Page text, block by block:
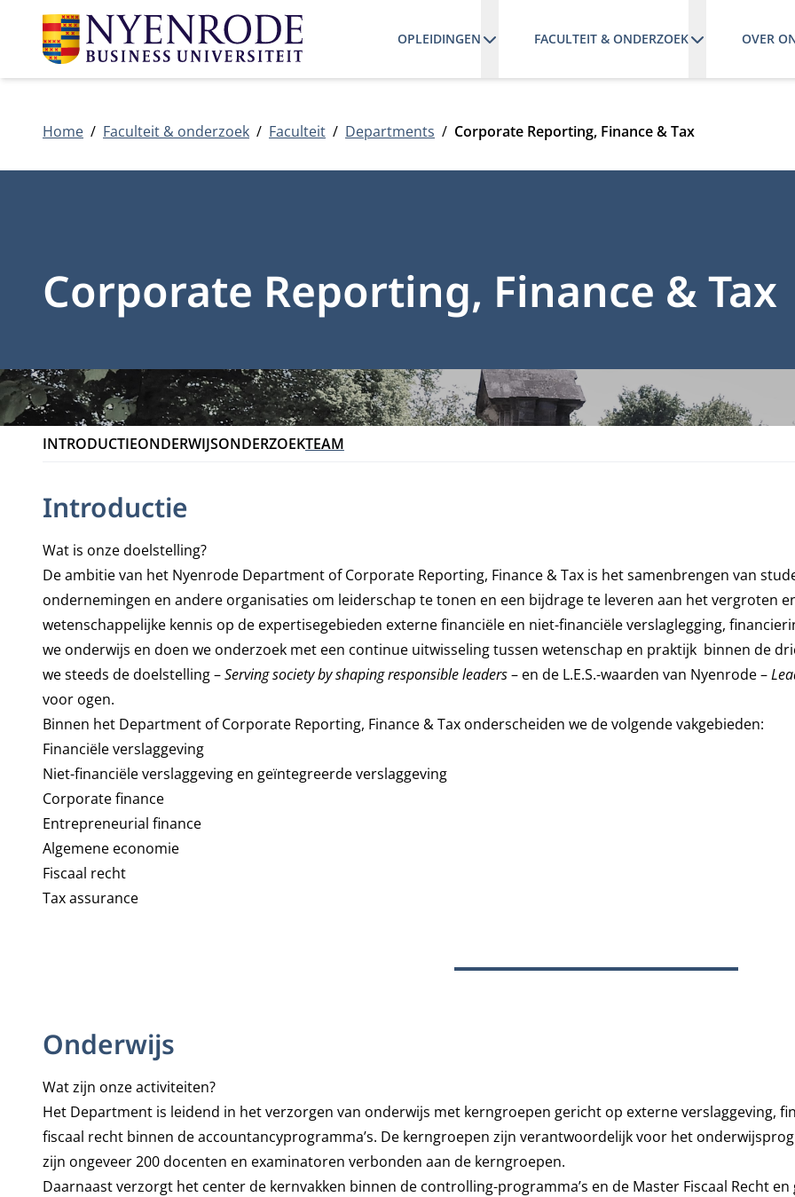
OPLEIDINGEN FACULTEIT & ONDERZOEK OVER
Home Faculteit & onderzoek Faculteit Departments Corporate Reporting, Finance & Tax
Corporate Reporting, Finance & Tax
INTRODUCTIEONDERWIJSONDERZOEKTEAM
Introductie
Wat is onze doelstelling?
De ambitie van het Nyenrode Department ofCorporate Reporting, Finance & Tax is het samenbrengen van
ondernemingen en andere organisaties om leiderschap te tonen en een bijdrage te leveren aan het vergroten
wetenschappelijke kennis op de expertisegebieden externe financiële en niet-financiële verslaglegging,
we onderwijs en doen we onderzoek met een continue uitwisseling tussen wetenschap en praktijk binnen de
we steeds de doelstelling –Serving society by shaping responsible leaders– en de L.E.S.-waarden van Nyenrode –
voor ogen.
Binnen het Department of Corporate Reporting, Finance & Tax onderscheiden we de volgende vakgebieden:
Financiële verslaggeving
Niet-financiële verslaggeving en geïntegreerde verslaggeving
Corporate finance
Entrepreneurial finance
Algemene economie
Fiscaal recht
Tax assurance
Onderwijs
Wat zijn onze activiteiten?
Het Department is leidend in het verzorgen van onderwijs met kerngroepen gericht op externe verslaggeving,
fiscaal recht binnen de accountancyprogramma’s. De kerngroepen zijn verantwoordelijk voor het
zijn ongeveer 200 docenten en examinatoren verbonden aan de kerngroepen.
Daarnaast verzorgt het center de kernvakken binnen de controlling-programma’s en de Master Fiscaal Recht